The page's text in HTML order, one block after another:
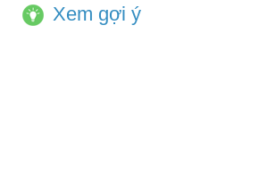
Xem gợi ý